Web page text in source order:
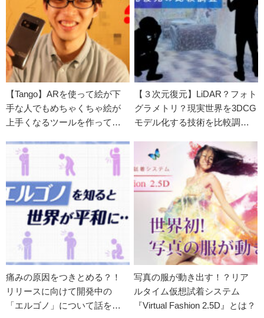
【Tango】ARを使って絵が下
手な人でもめちゃくちゃ絵が
上手くなるツールを作ってみ
【３次元復元】LiDAR？フォト
グラメトリ？現実世界を3DCG
モデル化する技術を比較調
痛みの原因をつきとめる？！
リリースに向けて開発中の
「エルゴノ」について話を聞
写真の服が動き出す！？リア
ルタイム仮想試着システム
『Virtual Fashion 2.5D』とは？